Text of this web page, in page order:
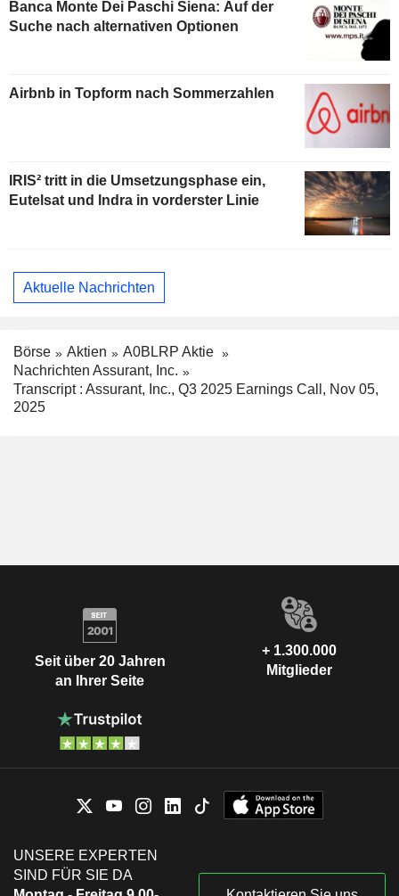
Banca Monte Dei Paschi Siena: Auf der
Suche nach alternativen Optionen
Airbnb in Topform nach Sommerzahlen
IRIS² tritt in die Umsetzungsphase ein,
Eutelsat und Indra in vorderster Linie
Aktuelle Nachrichten
Börse Aktien
A0BLRP Aktie
Nachrichten Assurant, Inc.
Transcript : Assurant, Inc., Q3 2025 Earnings Call, Nov 05,
2025
Seit über 20 Jahren
an Ihrer Seite
+ 1.300.000
Mitglieder
UNSERE EXPERTEN
SIND FÜR SIE DA